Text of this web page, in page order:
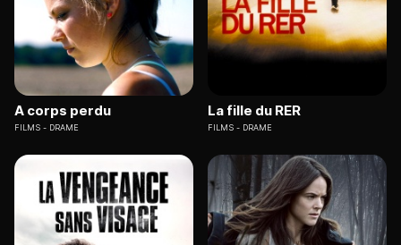
A corps perdu
FILMS DRAME
La fille du RER
FILMS DRAME